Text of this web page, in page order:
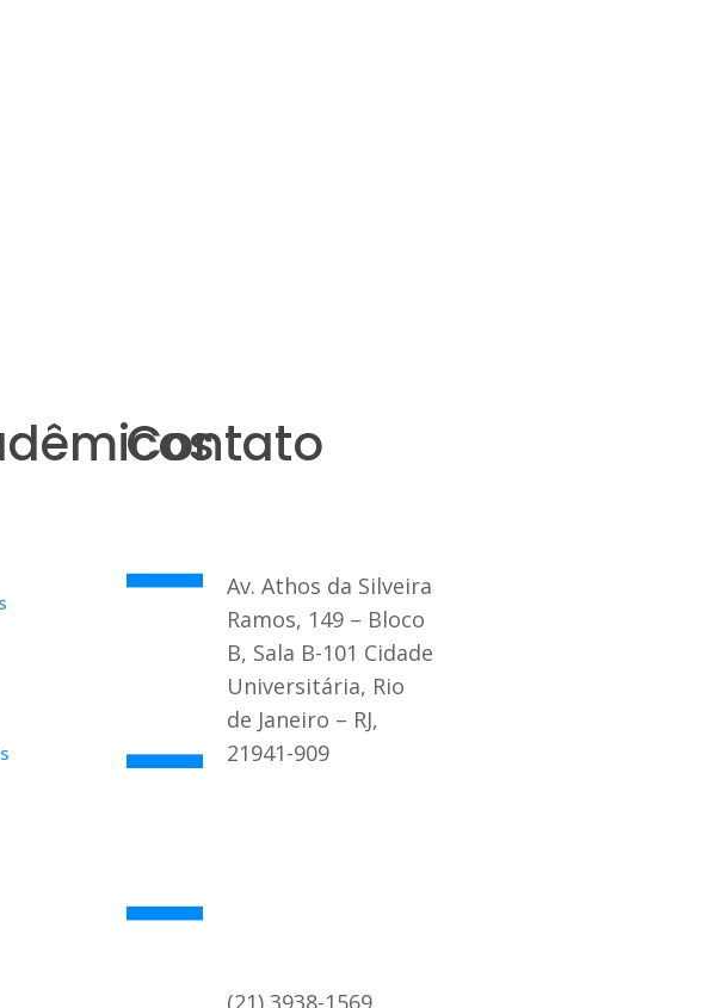
Contato
Av. Athos da Silveira
Ramos, 149 – Bloco
B, Sala B-101 Cidade
Universitária, Rio
de Janeiro – RJ,
21941-909